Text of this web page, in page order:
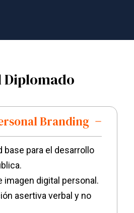
Diplomado
Branding
base para el desarrollo
imagen digital personal.
asertiva verbal y no